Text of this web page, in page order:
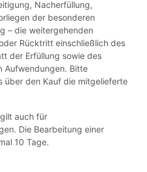
Nacherfüllung,
der besonderen
– die weitergehenden
Rücktritt einschließlich des
der Erfüllung sowie des
Aufwendungen. Bitte
über den Kauf die mitgelieferte
auch für
Die Bearbeitung einer
10 Tage.